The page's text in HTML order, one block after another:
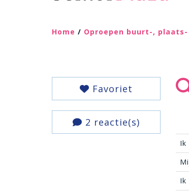
Home / Oproepen buurt-,
Favoriet
2 reactie(s)
Ik
Ik